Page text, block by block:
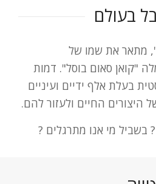
בעולם
מתאר את שמו של
"קואן סאום בוסל". דמות
בעלת אלף ידיים ועיניים
היצורים החיים ולעזור להם.